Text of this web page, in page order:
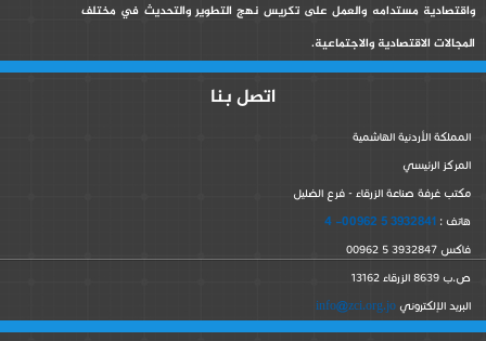
واقتصادية مستدامه والعمل على تكريس نهج التطوير والتحديث في مختلف
المجالات الاقتصادية والاجتماعية.
اتصل بنا
المملكة الأردنية الهاشمية
المركز الرئيسي
مكتب غرفة صناعة الزرقاء - فرع الضليل
هاتف : 3932841 5 00962- 4
فاكس 3932847 5 00962
ص.ب 8639 الزرقاء 13162
البريد الإلكتروني info@zci.org.jo